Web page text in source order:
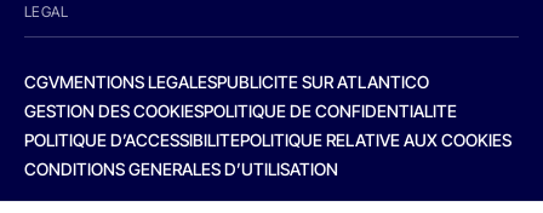
LEGAL
CGVMENTIONS LEGALESPUBLICITE SUR ATLANTICO
GESTION DES COOKIESPOLITIQUE DE CONFIDENTIALITE
POLITIQUE D’ACCESSIBILITEPOLITIQUE RELATIVE AUX COOKIES
CONDITIONS GENERALES D’UTILISATION